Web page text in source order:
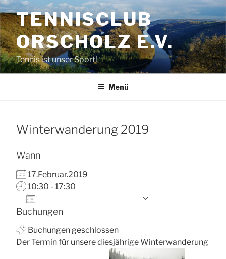
Zum
Inhalt
springenTENNISCLUB
ORSCHOLZ E.V.
Tennis ist unser Sport!
Menü
Winterwanderung 2019
Wann
17.Februar.2019
10:30 - 17:30
ICS herunterladen
Buchungen
Buchungen geschlossen
Der Termin für unsere diesjährige Winterwanderung